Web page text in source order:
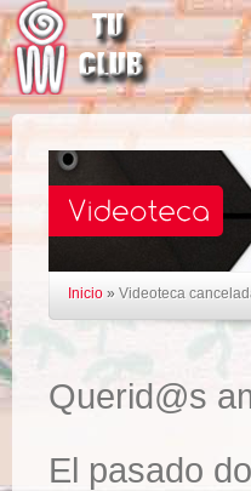
Inicio » Videoteca
Querid@s
El pasado